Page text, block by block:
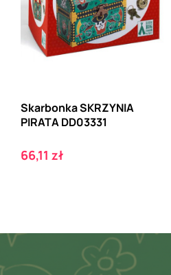
Skarbonka SKRZYNIA
PIRATA DD03331
Cena
66,11 zł